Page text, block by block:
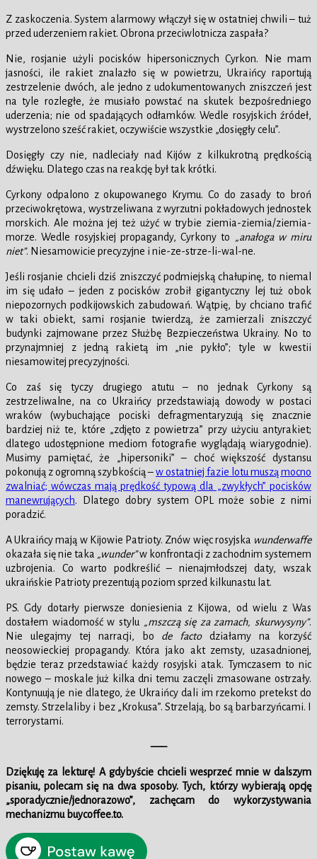
Z zaskoczenia. System alarmowy włączył się w ostatniej chwili – tuż
przed uderzeniem rakiet. Obrona przeciwlotnicza zaspała?
Nie, rosjanie użyli pocisków hipersonicznych Cyrkon. Nie mam
jasności, ile rakiet znalazło się w powietrzu, Ukraińcy raportują
zestrzelenie dwóch, ale jedno z udokumentowanych zniszczeń jest
na tyle rozległe, że musiało powstać na skutek bezpośredniego
uderzenia; nie od spadających odłamków. Wedle rosyjskich źródeł,
wystrzelono sześć rakiet, oczywiście wszystkie „dosięgły celu”.
Dosięgły czy nie, nadleciały nad Kijów z kilkukrotną prędkością
dźwięku. Dlatego czas na reakcję był tak krótki.
Cyrkony odpalono z okupowanego Krymu. Co do zasady to broń
przeciwokrętowa, wystrzeliwana z wyrzutni pokładowych jednostek
morskich. Ale można jej też użyć w trybie ziemia-ziemia/ziemia-
morze. Wedle rosyjskiej propagandy, Cyrkony to
„anałoga w miru
niet”. Niesamowicie precyzyjne i nie-ze-strze-li-wal-ne.
Jeśli rosjanie chcieli dziś zniszczyć podmiejską chałupinę, to niemal
im się udało – jeden z pocisków zrobił gigantyczny lej tuż obok
niepozornych podkijowskich zabudowań. Wątpię, by chciano trafić
w taki obiekt, sami rosjanie twierdzą, że zamierzali zniszczyć
budynki zajmowane przez Służbę Bezpieczeństwa Ukrainy. No to
przynajmniej z jedną rakietą im „nie pykło”; tyle w kwestii
niesamowitej precyzyjności.
Co zaś się tyczy drugiego atutu – no jednak Cyrkony są
zestrzeliwalne, na co Ukraińcy przedstawiają dowody w postaci
wraków (wybuchające pociski defragmentaryzują się znacznie
bardziej niż te, które „zdjęto z powietrza” przy użyciu antyrakiet;
dlatego udostępnione mediom fotografie wyglądają wiarygodnie).
Musimy pamiętać, że „hipersoniki” – choć większość dystansu
pokonują z ogromną szybkością –w ostatniej fazie lotu muszą mocno
zwalniać; wówczas mają prędkość typową dla „zwykłych” pocisków
manewrujących. Dlatego dobry system OPL może sobie z nimi
poradzić.
A Ukraińcy mają w Kijowie Patrioty. Znów więc rosyjska wunderwaffe
okazała się nie taka „wunder”w konfrontacji z zachodnim systemem
uzbrojenia. Co warto podkreślić – nienajmłodszej daty, wszak
ukraińskie Patrioty prezentują poziom sprzed kilkunastu lat.
PS. Gdy dotarły pierwsze doniesienia z Kijowa, od wielu z Was
dostałem wiadomość w stylu „mszczą się za zamach, skurwysyny”.
Nie ulegajmy tej narracji, bo de factodziałamy na korzyść
neosowieckiej propagandy. Która jako akt zemsty, uzasadnionej,
będzie teraz przedstawiać każdy rosyjski atak. Tymczasem to nic
nowego – moskale już kilka dni temu zaczęli zmasowane ostrzały.
Kontynuują je nie dlatego, że Ukraińcy dali im rzekomo pretekst do
zemsty. Strzelaliby i bez „Krokusa”. Strzelają, bo są barbarzyńcami. I
terrorystami.
—–
Dziękuję za lekturę! A gdybyście chcieli wesprzeć mnie w dalszym
pisaniu, polecam się na dwa sposoby. Tych, którzy wybierają opcję
„sporadycznie/jednorazowo”, zachęcam do wykorzystywania
mechanizmu buycoffee.to.